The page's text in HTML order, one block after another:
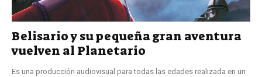
Belisario y su pequeña gran aventura
vuelven al Planetario
Es una producción audiovisual para todas las edades realizada en un